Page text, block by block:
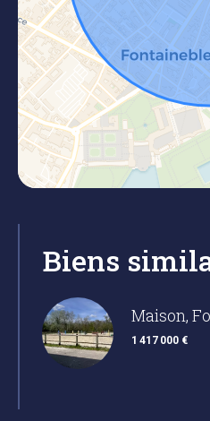
Biens
Maison,
1 417 000 €